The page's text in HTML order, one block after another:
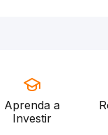
Aprenda a
Investir